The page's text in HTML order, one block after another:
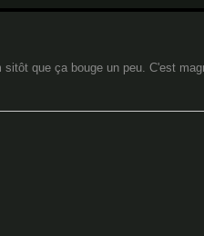
que ça bouge un peu. C'est